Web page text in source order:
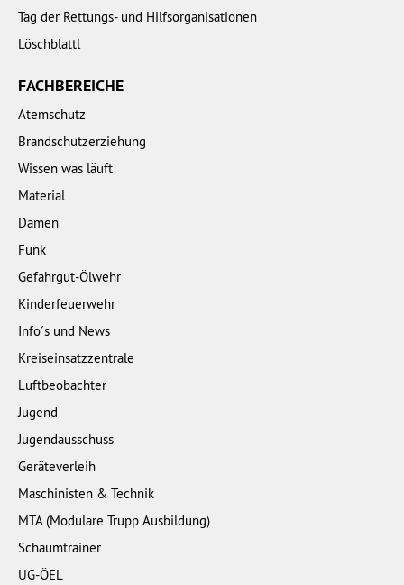
Tag der Rettungs- und Hilfsorganisationen
Löschblattl
FACHBEREICHE
Atemschutz
Brandschutzerziehung
Wissen was läuft
Material
Damen
Funk
Gefahrgut-Ölwehr
Kinderfeuerwehr
Info´s und News
Kreiseinsatzzentrale
Luftbeobachter
Jugend
Jugendausschuss
Geräteverleih
Maschinisten & Technik
MTA (Modulare Trupp Ausbildung)
Schaumtrainer
UG-ÖEL